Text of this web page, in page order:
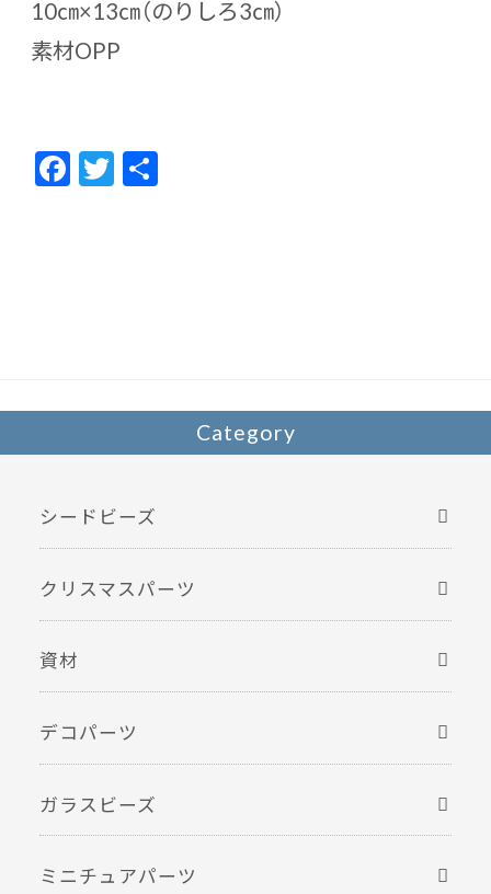
10㎝×13㎝（のりしろ3㎝）
素材OPP
F
ac
T
w
Category
シードビーズ
クリスマスパーツ
資材
デコパーツ
ガラスビーズ
ミニチュアパーツ